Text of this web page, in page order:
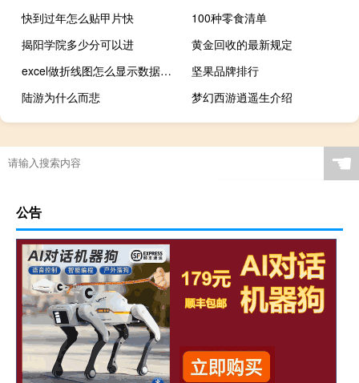
快到过年怎么贴甲片快
100种零食清单
揭阳学院多少分可以进
黄金回收的最新规定
excel做折线图怎么显示数据（excel折线图显示数据）
坚果品牌排行
陆游为什么而悲
梦幻西游逍遥生介绍
☚
公告